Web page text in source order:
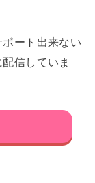
ート出来ない
信していま